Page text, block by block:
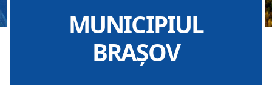
MUNICIPIUL
BRAȘOV